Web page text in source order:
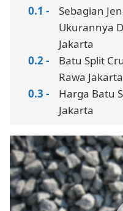
Sebagian
Ukurannya
Jakarta
Batu Split
Rawa Jakarta
Harga Batu
Jakarta